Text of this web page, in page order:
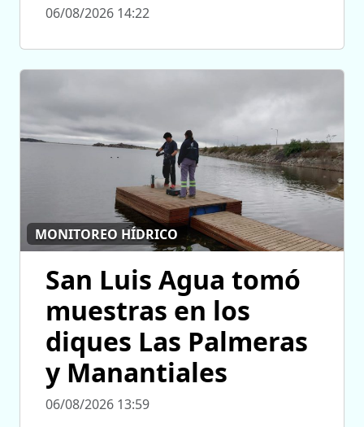
06/08/2026 14:22
MONITOREO HÍDRICO
San Luis Agua tomó
muestras en los
diques Las Palmeras
y Manantiales
06/08/2026 13:59